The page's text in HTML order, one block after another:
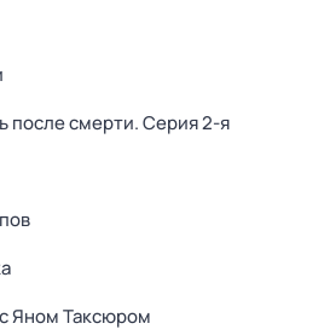
после смерти. Серия 2-я
Яном Таксюром